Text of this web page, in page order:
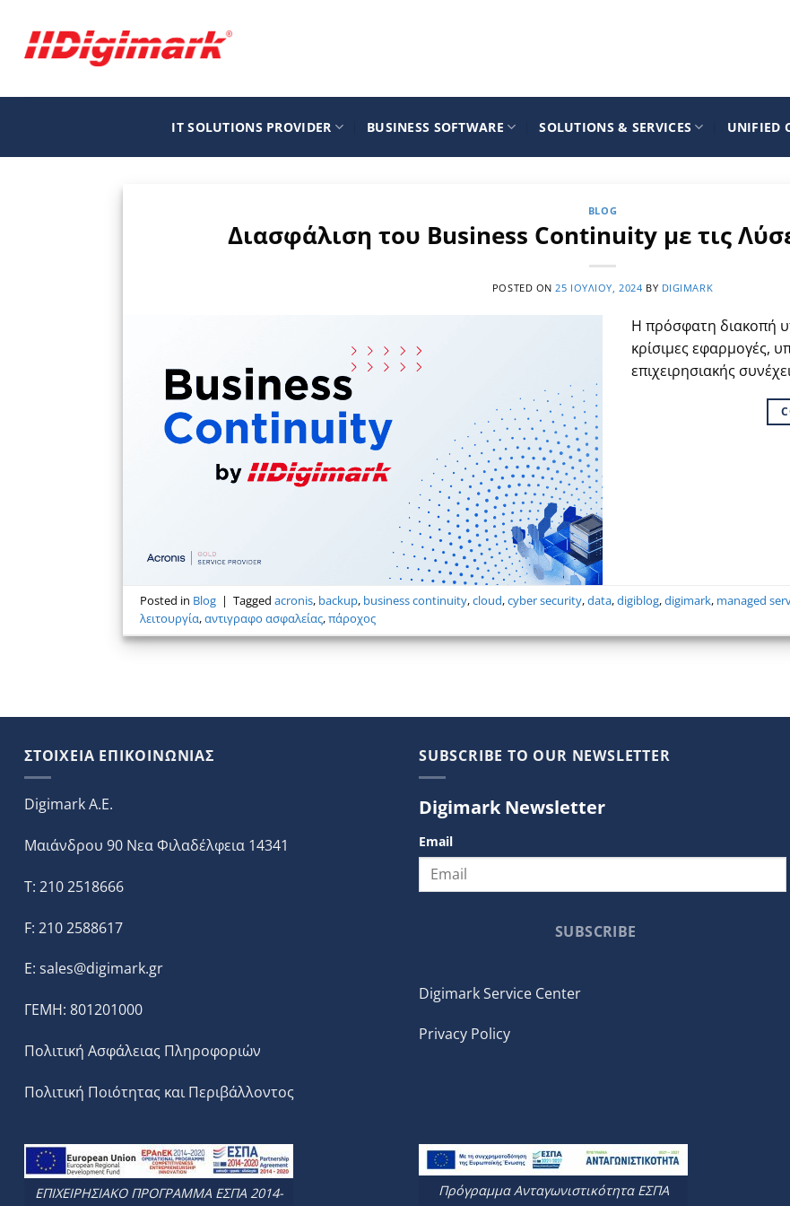
περιεχόμενο
IT SOLUTIONS PROVIDER BUSINESS SOFTWARE SOLUTIONS & SERVICES UNIFIED
BLOG
Διασφάλιση του Business Continuity με τις
POSTED ON 25 ΙΟΥΛΊΟΥ, 2024 BY DIGIMARK
Η πρόσφατη διακοπή
κρίσιμες εφαρμογές,
επιχειρησιακής
Posted in Blog | Taggedacronis, backup, business continuity,cloud,cyber security,data,digiblog,digimark, managed
λειτουργία,αντιγραφο ασφαλείας,πάροχος
ΣΤΟΙΧΕΙΑ ΕΠΙΚΟΙΝΩΝΙΑΣ
Digimark A.E.
Μαιάνδρου 90 Νεα Φιλαδέλφεια 14341
T: 210 2518666
F: 210 2588617
E: sales@digimark.gr
ΓΕΜΗ: 801201000
Πολιτική Ασφάλειας Πληροφοριών
Πολιτική Ποιότητας και Περιβάλλοντος
SUBSCRIBE TO OUR NEWSLETTER
Digimark Newsletter
Email
SUBSCRIBE
Digimark Service Center
Privacy Policy
ΕΠΙΧΕΙΡΗΣΙΑΚΟ ΠΡΟΓΡΑΜΜΑ ΕΣΠΑ 2014-
Πρόγραμμα Ανταγωνιστικότητα ΕΣΠΑ